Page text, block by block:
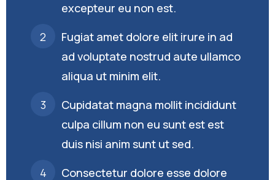
excepteur eu non est.
Fugiat amet dolore elit irure in ad
ad voluptate nostrud aute ullamco
aliqua ut minim elit.
Cupidatat magna mollit incididunt
culpa cillum non eu sunt est est
duis nisi anim sunt ut sed.
Consectetur dolore esse dolore